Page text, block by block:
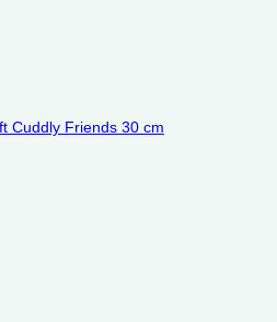
Cuddly Friends 30 cm